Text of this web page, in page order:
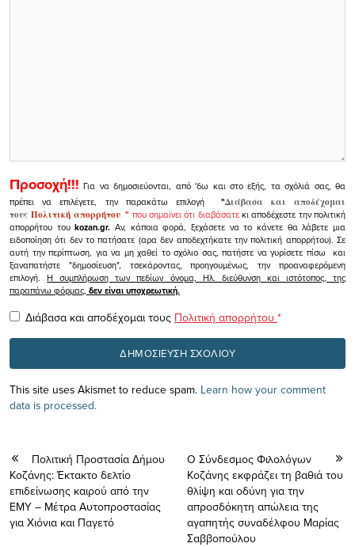
Προσοχή!!! Για να δημοσιεύονται, από 'δω και στο εξής, τα σχόλιά σας, θα
πρέπει να επιλέγετε, την παρακάτω επιλογή
"Διάβασα και αποδέχομαι
τουςΠολιτική απορρήτου" που σημαίνει ότι διαβάσατεκι αποδέχεστε την πολιτική
απορρήτου τουkozan.gr. Αν, κάποια φορά, ξεχάσετε να το κάνετε θα λάβετε μια
ειδοποίηση ότι δεν το πατήσατε (αρα δεν αποδεχτήκατε την πολιτική απορρήτου). Σε
αυτή την περίπτωση, για να μη χαθεί το σχόλιο σας, πατήστε να γυρίσετε πίσω και
ξαναπατήστε "δημοσίευση", τσεκάροντας, προηγουμένως, την προαναφερόμενη
επιλογή.Η συμπλήρωση των πεδίων όνομα, Ηλ. διεύθυνση και ιστότοπος, της
παραπάνω φόρμας, δεν είναι υποχρεωτική.
Διάβασα και αποδέχομαι τους Πολιτική απορρήτου *
This site uses Akismet to reduce spam. Learn how your comment
data is processed.
Πολιτική Προστασία Δήμου
Κοζάνης: Έκτακτο δελτίο
επιδείνωσης καιρού από την
ΕΜΥ – Μέτρα Αυτοπροστασίας
για Χιόνια και Παγετό
O Σύνδεσμος Φιλολόγων
Κοζάνης εκφράζει τη βαθιά του
θλίψη και οδύνη για την
απροσδόκητη απώλεια της
αγαπητής συναδέλφου Μαρίας
Σαββοπούλου